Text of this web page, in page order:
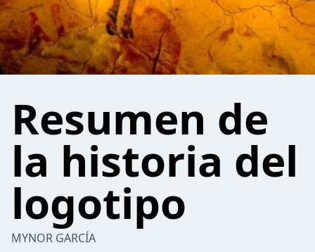
Resumen de
la historia del
logotipo
MYNOR GARCÍA